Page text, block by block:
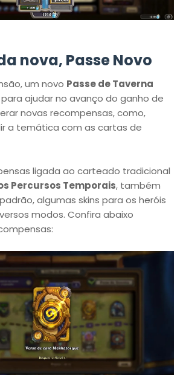
nova, Passe Novo
um novo Passe de Taverna
ajudar no avanço do ganho de
novas recompensas, como,
a temática com as cartas de
ligada ao carteado tradicional
Percursos Temporais, também
algumas skins para os heróis
modos. Confira abaixo